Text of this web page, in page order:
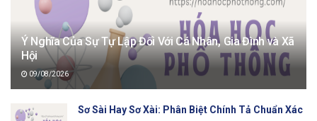
Ý Nghĩa Của Sự Tự Lập Đối Với Cá Nhân, Gia Đình và Xã
Hội
09/08/2026
Sơ Sài Hay Sơ Xài: Phân Biệt Chính Tả Chuẩn Xác